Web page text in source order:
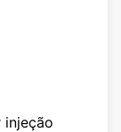
injeção